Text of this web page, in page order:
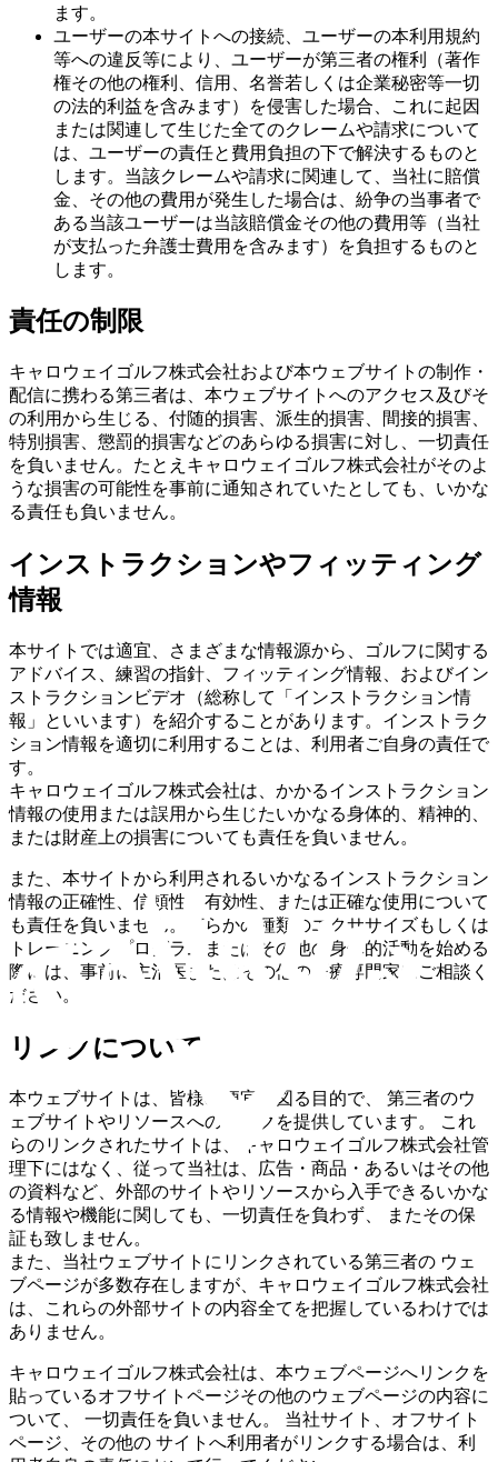
ます。
ユーザーの本サイトへの接続、ユーザーの本利用規約
等への違反等により、ユーザーが第三者の権利（著作
権その他の権利、信用、名誉若しくは企業秘密等一切
の法的利益を含みます）を侵害した場合、これに起因
または関連して生じた全てのクレームや請求について
は、ユーザーの責任と費用負担の下で解決するものと
します。当該クレームや請求に関連して、当社に賠償
金、その他の費用が発生した場合は、紛争の当事者で
ある当該ユーザーは当該賠償金その他の費用等（当社
が支払った弁護士費用を含みます）を負担するものと
します。
責任の制限
キャロウェイゴルフ株式会社および本ウェブサイトの制作・
配信に携わる第三者は、本ウェブサイトへのアクセス及びそ
の利用から生じる、付随的損害、派生的損害、間接的損害、
特別損害、懲罰的損害などのあらゆる損害に対し、一切責任
を負いません。たとえキャロウェイゴルフ株式会社がそのよ
うな損害の可能性を事前に通知されていたとしても、いかな
る責任も負いません。
インストラクションやフィッティング
情報
本サイトでは適宜、さまざまな情報源から、ゴルフに関する
アドバイス、練習の指針、フィッティング情報、およびイン
ストラクションビデオ（総称して「インストラクション情
報」といいます）を紹介することがあります。インストラク
ション情報を適切に利用することは、利用者ご自身の責任で
す。
キャロウェイゴルフ株式会社は、かかるインストラクション
情報の使用または誤用から生じたいかなる身体的、精神的、
または財産上の損害についても責任を負いません。
また、本サイトから利用されるいかなるインストラクション
情報の正確性、信頼性、有効性、または正確な使用について
も責任を負いません。何らかの種類のエクササイズもしくは
トレーニングプログラムまたはその他の身体的活動を始める
際には、事前に主治医またはその他の医療専門家にご相談く
ださい。
リンクについて
本ウェブサイトは、皆様の便宜を図る目的で、 第三者のウ
ェブサイトやリソースへのリンクを提供しています。 これ
らのリンクされたサイトは、キャロウェイゴルフ株式会社管
理下にはなく、従って当社は、広告・商品・あるいはその他
の資料など、外部のサイトやリソースから入手できるいかな
る情報や機能に関しても、一切責任を負わず、 またその保
証も致しません。
また、当社ウェブサイトにリンクされている第三者の ウェ
ブページが多数存在しますが、キャロウェイゴルフ株式会社
は、これらの外部サイトの内容全てを把握しているわけでは
ありません。
キャロウェイゴルフ株式会社は、本ウェブページへリンクを
貼っているオフサイトページその他のウェブページの内容に
ついて、 一切責任を負いません。 当社サイト、オフサイト
ページ、その他の サイトへ利用者がリンクする場合は、利